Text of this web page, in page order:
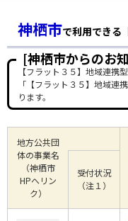
神栖市で利用できる
[神栖市からのお
【フラット３５】地域連携
「【フラット３５】地域連
ります。
地方公共団
体の事業名
（神栖市
HPへリン
ク）
受付状況
（注１）